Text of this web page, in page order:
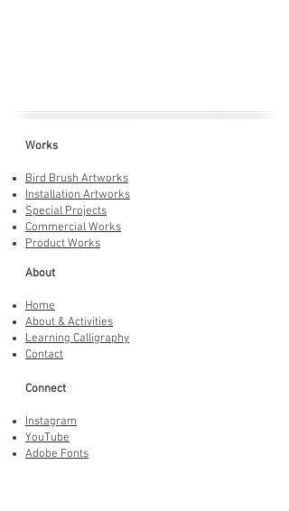
Works
Bird Brush Artworks
Installation Artworks
Special Projects
Commercial Works
Product Works
About
Home
About & Activities
Learning Calligraphy
Contact
Connect
Instagram
YouTube
Adobe Fonts